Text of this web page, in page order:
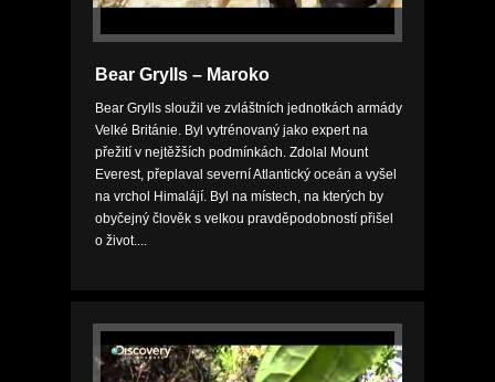
Bear Grylls – Maroko
Bear Grylls sloužil ve zvláštních jednotkách armády
Velké Británie. Byl vytrénovaný jako expert na
přežití v nejtěžších podmínkách. Zdolal Mount
Everest, přeplaval severní Atlantický oceán a vyšel
na vrchol Himalájí. Byl na místech, na kterých by
obyčejný člověk s velkou pravděpodobností přišel
o život....